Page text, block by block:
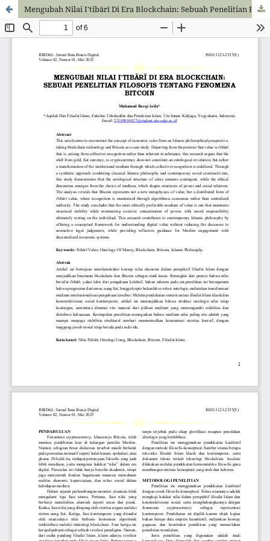
Mengubah Nilai I'tibārī Di Era Blockchain: Sebuah Penelitian Filosofis Tentang Fenomena Bitcoin